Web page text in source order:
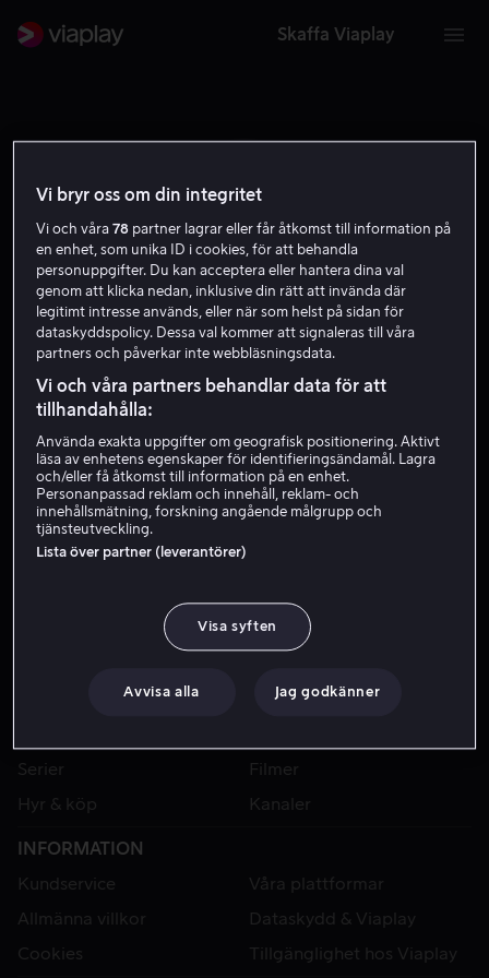
Skaffa Viaplay
V V
Vlasta Vrana
Skådespelare
Serier
Filmer
Hyr & köp
Kanaler
INFORMATION
Kundservice
Våra plattformar
Allmänna villkor
Dataskydd & Viaplay
Cookies
Tillgänglighet hos Viaplay
Vi bryr oss om din integritet
Vi och våra78 partner lagrar eller får åtkomst till information på
en enhet, som unika ID i cookies, för att behandla
personuppgifter. Du kan acceptera eller hantera dina val
genom att klicka nedan, inklusive din rätt att invända där
legitimt intresse används, eller när som helst på sidan för
dataskyddspolicy. Dessa val kommer att signaleras till våra
partners och påverkar inte webbläsningsdata.
Vi och våra partners behandlar data för att
tillhandahålla:
Använda exakta uppgifter om geografisk positionering. Aktivt
läsa av enhetens egenskaper för identifieringsändamål. Lagra
och/eller få åtkomst till information på en enhet.
Personanpassad reklam och innehåll, reklam- och
innehållsmätning, forskning angående målgrupp och
tjänsteutveckling.
Lista över partner (leverantörer)
Visa syften
Avvisa alla Jag godkänner